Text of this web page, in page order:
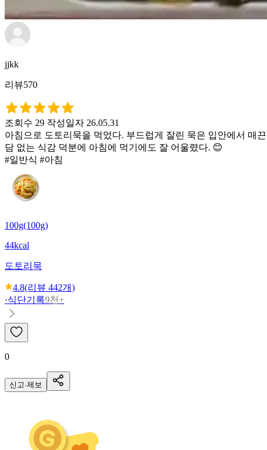
jjkk
리뷰570
조회수 29 작성일자 26.05.31
아침으로 도토리묵을 먹었다. 부드럽게 잘린 묵은 입안에서 매
담 없는 식감 덕분에 아침에 먹기에도 잘 어울렸다. 😊
#일반식 #아침
100g(100g)
44kcal
도토리묵
4.8(리뷰 442개)
·식단기록9천+
0
신고·제보